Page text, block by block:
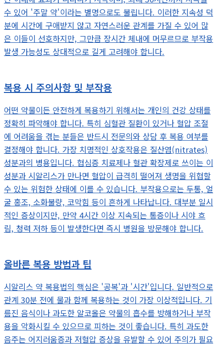
수 있어 '주말 약'이라는 별명으로도 불립니다. 이러한 지속성 덕
분에 시간에 구애받지 않고 자연스러운 관계를 가질 수 있어 많
은 이들이 선호하지만, 그만큼 장시간 체내에 머무르므로 부작용
발생 가능성도 상대적으로 길게 고려해야 합니다.
복용 시 주의사항 및 부작용
어떤 약물이든 안전하게 복용하기 위해서는 개인의 건강 상태를
정확히 파악해야 합니다. 특히 심혈관 질환이 있거나 혈압 조절
에 어려움을 겪는 분들은 반드시 전문의와 상담 후 복용 여부를
결정해야 합니다. 가장 치명적인 상호작용은 질산염(nitrates)
성분과의 병용입니다. 협심증 치료제나 혈관 확장제로 쓰이는 이
성분과 시알리스가 만나면 혈압이 급격히 떨어져 생명을 위협할
수 있는 위험한 상태에 이를 수 있습니다. 부작용으로는 두통, 얼
굴 홍조, 소화불량, 코막힘 등이 흔하게 나타납니다. 대부분 일시
적인 증상이지만, 만약 4시간 이상 지속되는 통증이나 시야 흐
림, 청력 저하 등이 발생한다면 즉시 병원을 방문해야 합니다.
올바른 복용 방법과 팁
시알리스 약 복용법의 핵심은 '공복'과 '시간'입니다. 일반적으로
관계 30분 전에 물과 함께 복용하는 것이 가장 이상적입니다. 기
름진 음식이나 과도한 알코올은 약물의 흡수를 방해하거나 부작
용을 악화시킬 수 있으므로 피하는 것이 좋습니다. 특히 과도한
음주는 어지러움증과 저혈압 증상을 유발할 수 있어 주의가 필요